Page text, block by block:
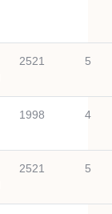
2521 5
1998 4
2521 5